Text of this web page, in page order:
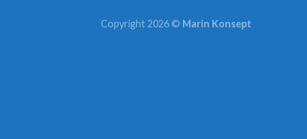
Copyright 2026 © Marin Konsept